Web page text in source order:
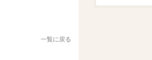
一覧に戻る